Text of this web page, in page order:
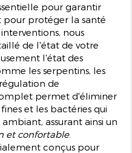
pour garantir
protéger la santé
nous
de l'état de votre
l'état des
les serpentins, les
de
permet d'éliminer
et les bactéries qui
assurant ainsi un
et confortable.
conçus pour